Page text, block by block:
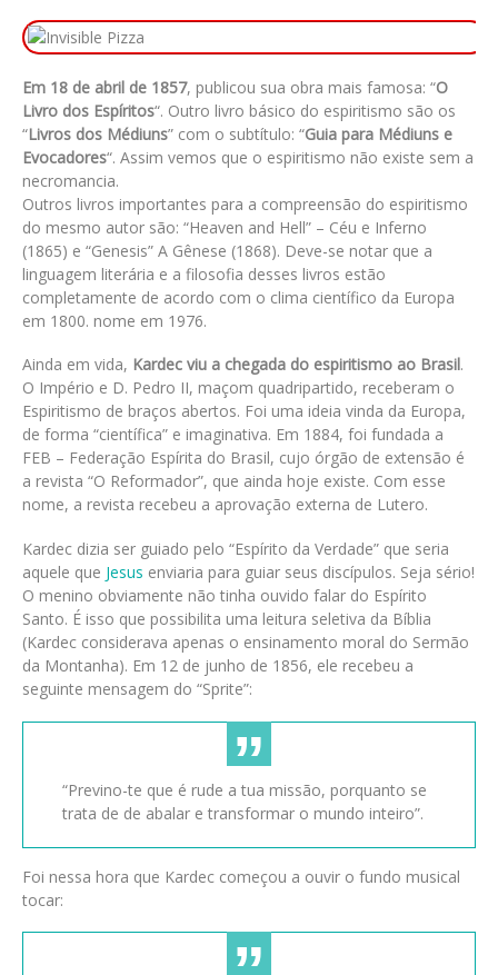
Em 18 de abril de 1857, publicou sua obra mais famosa: “O
Livro dos Espíritos“. Outro livro básico do espiritismo são os
“Livros dos Médiuns” com o subtítulo: “Guia para Médiuns e
Evocadores“. Assim vemos que o espiritismo não existe sem a
necromancia.
Outros livros importantes para a compreensão do espiritismo
do mesmo autor são: “Heaven and Hell” – Céu e Inferno
(1865) e “Genesis” A Gênese (1868). Deve-se notar que a
linguagem literária e a filosofia desses livros estão
completamente de acordo com o clima científico da Europa
em 1800. nome em 1976.
Ainda em vida, Kardec viu a chegada do espiritismo ao Brasil.
O Império e D. Pedro II, maçom quadripartido, receberam o
Espiritismo de braços abertos. Foi uma ideia vinda da Europa,
de forma “científica” e imaginativa. Em 1884, foi fundada a
FEB – Federação Espírita do Brasil, cujo órgão de extensão é
a revista “O Reformador”, que ainda hoje existe. Com esse
nome, a revista recebeu a aprovação externa de Lutero.
Kardec dizia ser guiado pelo “Espírito da Verdade” que seria
aquele que Jesus enviaria para guiar seus discípulos. Seja sério!
O menino obviamente não tinha ouvido falar do Espírito
Santo. É isso que possibilita uma leitura seletiva da Bíblia
(Kardec considerava apenas o ensinamento moral do Sermão
da Montanha). Em 12 de junho de 1856, ele recebeu a
seguinte mensagem do “Sprite”:
“Previno-te que é rude a tua missão, porquanto se
trata de de abalar e transformar o mundo inteiro”.
Foi nessa hora que Kardec começou a ouvir o fundo musical
tocar: